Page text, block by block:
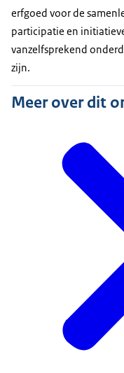
erfgoed voor de
participatie en
vanzelfsprekend
zijn.
Meer over dit